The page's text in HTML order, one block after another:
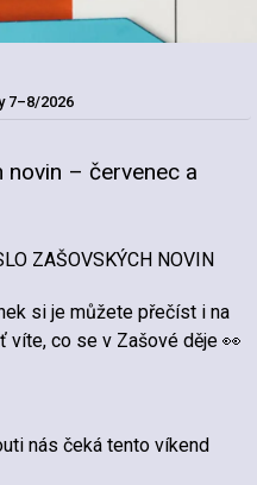
7–8/2026
– červenec a
ZAŠOVSKÝCH NOVIN
si je můžete přečíst i na
víte, co se v Zašové děje 👀
nás čeká tento víkend